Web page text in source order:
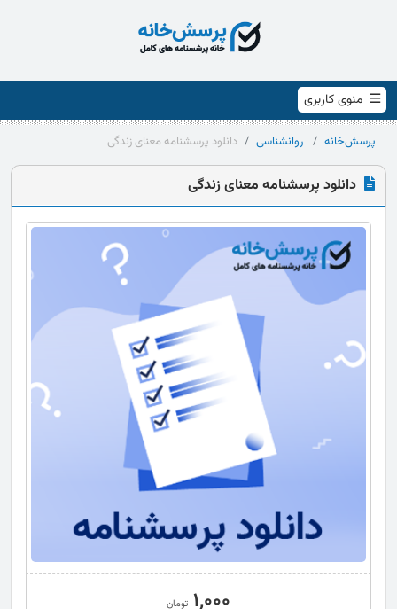
منوی کاربری
پرسش‌خانه روانشناسی دانلود پرسشنامه معنای زندگی
دانلود پرسشنامه معنای زندگی
1,000 تومان